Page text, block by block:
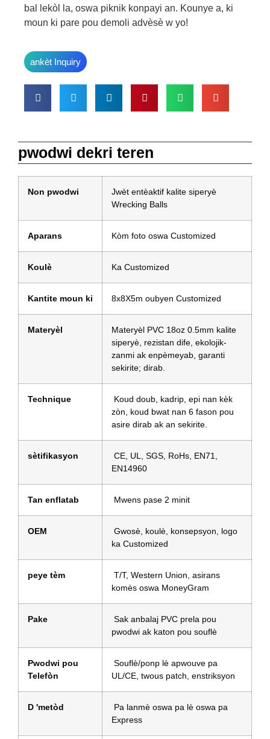
bal lekòl la, oswa piknik konpayi an. Kounye a, ki
moun ki pare pou demoli advèsè w yo!
ankèt Inquiry
pwodwi dekri teren
Non pwodwi
Jwèt entèaktif kalite siperyè
Wrecking Balls
Aparans Kòm foto oswa Customized
Koulè Ka Customized
Kantite moun ki 8x8X5m oubyen Customized
Materyèl
Materyèl PVC 18oz 0.5mm kalite
siperyè, rezistan dife, ekolojik-
zanmi ak enpèmeyab, garanti
sekirite; dirab.
Technique
Koud doub, kadrip, epi nan kèk
zòn, koud bwat nan 6 fason pou
asire dirab ak an sekirite.
sètifikasyon
CE, UL, SGS, RoHs, EN71,
EN14960
Tan enflatab Mwens pase 2 minit
OEM
Gwosè, koulè, konsepsyon, logo
ka Customized
peye tèm
T/T, Western Union, asirans
komès oswa MoneyGram
Pake
Sak anbalaj PVC prela pou
pwodwi ak katon pou souflè
Pwodwi pou
Telefòn
Souflè/ponp lè apwouve pa
UL/CE, twous patch, enstriksyon
D 'metòd
Pa lanmè oswa pa lè oswa pa
Express